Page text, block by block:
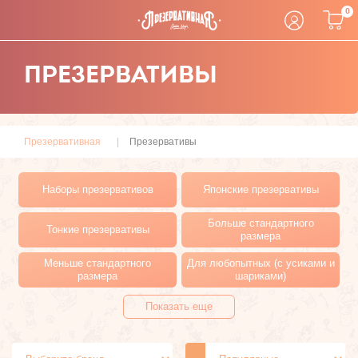
0
ПРЕЗЕРВАТИВЫ
Презервативная Презервативы
Наборы презервативов Японские презервативы
Тонкие презервативы
Больше стандартного
размера
Меньше стандартного
размера
Для любопытных (с усиками и
шариками)
презервативы (без латекса)
ароматизированные
Презервативы для орального
Показать еще